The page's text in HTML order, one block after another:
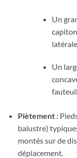
Un
Un
Piètement :
balustre)
montés sur de
déplacement.